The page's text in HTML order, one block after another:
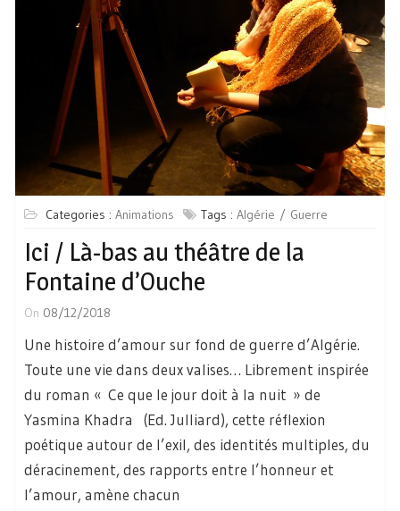
Categories : Animations Tags : Algérie Guerre
Ici / Là-bas au théâtre de la
Fontaine d’Ouche
On 08/12/2018
Une histoire d’amour sur fond de guerre d’Algérie.
Toute une vie dans deux valises… Librement inspirée
du roman « Ce que le jour doit à la nuit » de
Yasmina Khadra (Ed. Julliard), cette réflexion
poétique autour de l’exil, des identités multiples, du
déracinement, des rapports entre l’honneur et
l’amour, amène chacun